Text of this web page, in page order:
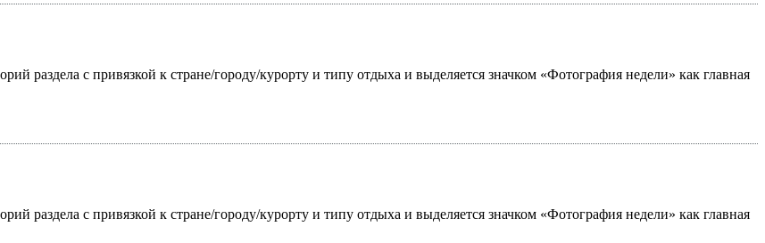
раздела с привязкой к стране/городу/курорту и типу отдыха и выделяется значком «Фотография недели» как главная
раздела с привязкой к стране/городу/курорту и типу отдыха и выделяется значком «Фотография недели» как главная